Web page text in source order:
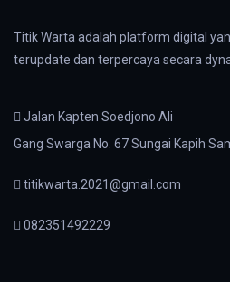
Titik Warta adalah platform digital
terupdate dan terpercaya secara
Jalan Kapten Soedjono Ali
Gang Swarga No. 67 Sungai Kapih
titikwarta.2021@gmail.com
082351492229